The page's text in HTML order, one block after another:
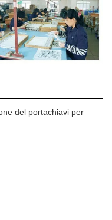
del portachiavi per